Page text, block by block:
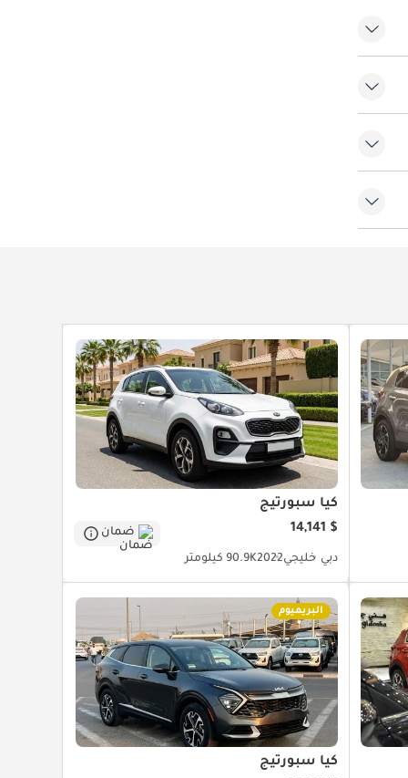
كيا سبورتيج
$ 14,141
ضمان
دبي خليجي202290.9K كيلومتر
البريميوم
كيا سبورتيج